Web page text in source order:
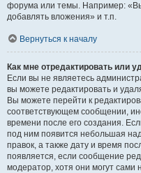
форума или темы. Например:
добавлять вложения» и т.п.
Вернуться к началу
Как мне отредактировать или
Если вы не являетесь
вы можете редактировать и
Вы можете перейти к
соответствующем сообщении,
времени после его создания.
под ним появится небольшая
правок, а также дату и время
появляется, если сообщение
модератор, хотя они могут